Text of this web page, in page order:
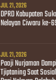
JUL 21, 2026
DPRD Kabupaten
Nelayan Ciwaru ke-
JUL 21, 2026
Paoji Nurjaman
Tjiptaning Saat